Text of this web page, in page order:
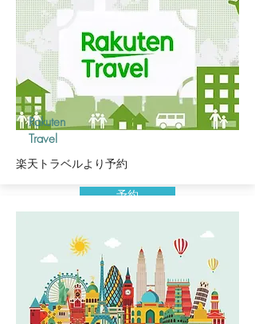
Rakuten
Travel
楽天トラベルより予約
予約